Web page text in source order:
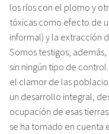
los ríos con el plomo y
tóxicas como efecto de
informal) y la extracción
Somos testigos,
sin ningún tipo de
el clamor de las
un desarrollo integral,
ocupación de esas
se ha tomado en cuenta